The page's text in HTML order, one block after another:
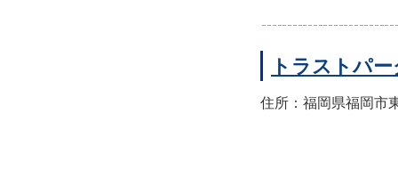
トラストパ
住所：福岡県福岡市